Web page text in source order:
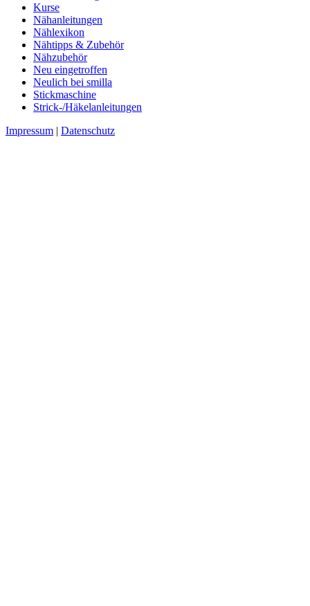
Kurse
Nähanleitungen
Nählexikon
Nähtipps & Zubehör
Nähzubehör
Neu eingetroffen
Neulich bei smilla
Stickmaschine
Strick-/Häkelanleitungen
Impressum | Datenschutz